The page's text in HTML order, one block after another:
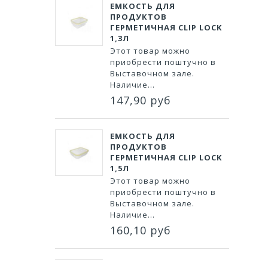
ЕМКОСТЬ ДЛЯ
ПРОДУКТОВ
ГЕРМЕТИЧНАЯ CLIP LOCK
1,3Л
Этот товар можно
приобрести поштучно в
Выставочном зале.
Наличие...
147,90 руб
ЕМКОСТЬ ДЛЯ
ПРОДУКТОВ
ГЕРМЕТИЧНАЯ CLIP LOCK
1,5Л
Этот товар можно
приобрести поштучно в
Выставочном зале.
Наличие...
160,10 руб